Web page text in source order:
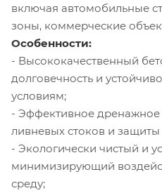
включая автомобильные
зоны, коммерческие
Особенности:
- Высококачественный
долговечность и
условиям;
- Эффективное
ливневых стоков и защиты
- Экологически чистый и
минимизирующий
среду;